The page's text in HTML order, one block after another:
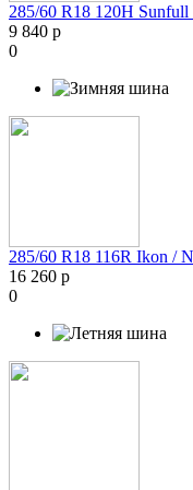
285/60 R18 120H Sunfull
9 840 р
0
285/60 R18 116R Ikon /
16 260 р
0